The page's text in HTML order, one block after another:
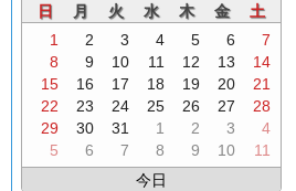
日
月 火 水 木 金
土
1
2 3 4 5 6
7
8
9 10 11 12 13
14
15
16 17 18 19 20
21
22
23 24 25 26 27
28
29
30 31 1 2 3
4
5
6 7 8 9 10
11
今日